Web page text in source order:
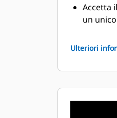
Accetta
un
previsti
Ulteriori